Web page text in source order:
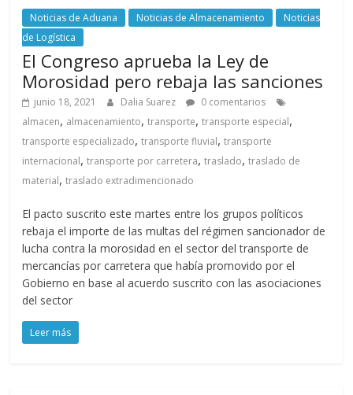
Noticias de Aduana Noticias de Almacenamiento
Noticias
de Logística
El Congreso aprueba la Ley de
Morosidad pero rebaja las sanciones
junio 18, 2021 Dalia Suarez
0 comentarios
almacen, almacenamiento,transporte,transporte especial,
transporte especializado,transporte fluvial,transporte
internacional,transporte por carretera,traslado,traslado de
material,traslado extradimencionado
El pacto suscrito este martes entre los grupos políticos
rebaja el importe de las multas del régimen sancionador de
lucha contra la morosidad en el sector del transporte de
mercancías por carretera que había promovido por el
Gobierno en base al acuerdo suscrito con las asociaciones
del sector
Leer más